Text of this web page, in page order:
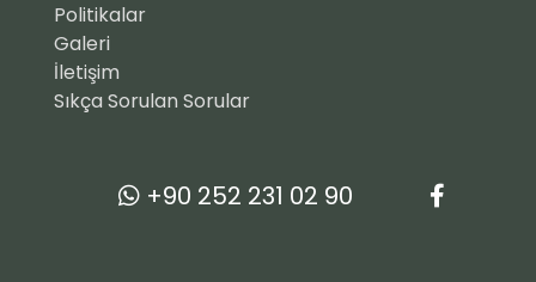
Politikalar
Galeri
İletişim
Sıkça Sorulan Sorular
+90 252 231 02 90